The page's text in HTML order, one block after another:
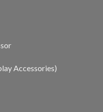
Accessories)